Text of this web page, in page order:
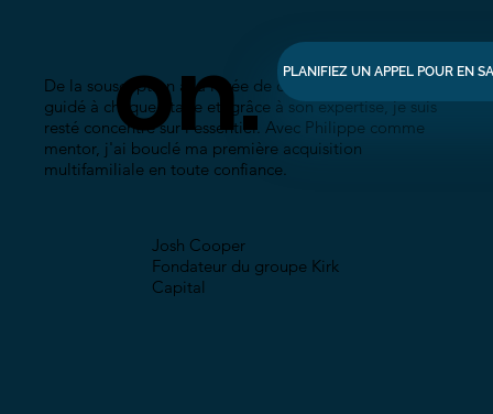
ale
s
De la souscription à la levée de capitaux, Philippe m'a
guidé à chaque étape et, grâce à son expertise, je suis
resté concentré sur l'essentiel. Avec Philippe comme
mentor, j'ai bouclé ma première acquisition
multifamiliale en toute confiance.
Josh Cooper
Fondateur du groupe Kirk
Capital
PLANIFIEZ UN APPEL POUR EN
on.